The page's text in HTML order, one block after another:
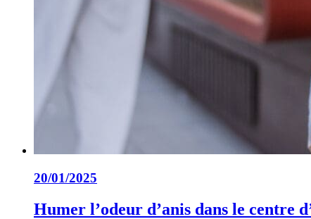
20/01/2025
Humer l’odeur d’anis dans le centre